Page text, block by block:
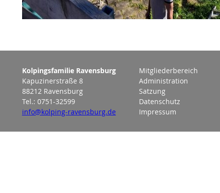
Kolpingsfamilie Ravensburg
Kapuzinerstraße 8
88212 Ravensburg
Tel.: 0751-32599
info@kolping-ravensburg.de
Mitgliederbereich
Administration
Satzung
Datenschutz
Impressum